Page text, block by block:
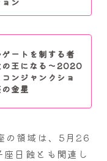
ートを制する者
の王になる～2020
ンジャンクショ
金星
の領域は、5月26
日蝕とも関連し